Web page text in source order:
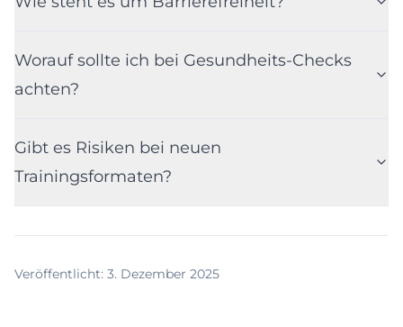
Worauf sollte ich bei Gesundheits-Checks
achten?
Gibt es Risiken bei neuen
Trainingsformaten?
Veröffentlicht: 3. Dezember 2025